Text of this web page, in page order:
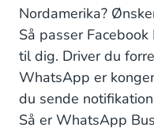
Nordamerika?
Så passer
til dig. Driver du
WhatsApp er
du sende
Så er WhatsApp